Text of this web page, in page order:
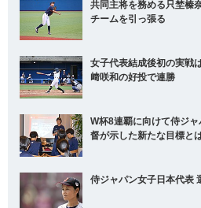
共同主将を務める只埜榛
チームを引っ張る
女子代表結成後初の実戦
﨑咲和の好投で連勝
W杯8連覇に向けて侍ジ
督が示した新たな目標と
侍ジャパン女子日本代表